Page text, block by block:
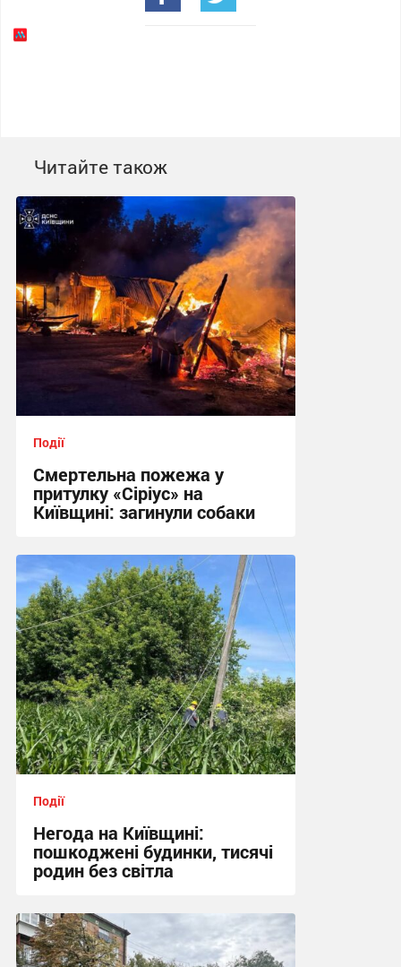
Читайте також
Події
Смертельна пожежа у
притулку «Сіріус» на
Київщині: загинули собаки
18:02 вчора
Події
Негода на Київщині:
пошкоджені будинки, тисячі
родин без світла
17:07 вчора